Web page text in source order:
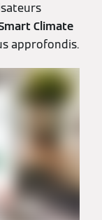
Climate
approfondis.